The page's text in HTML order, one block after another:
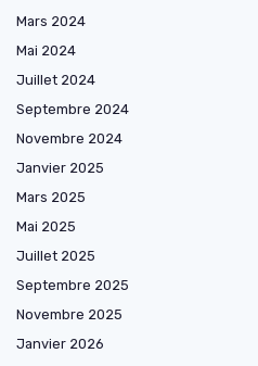
Mars 2024
Mai 2024
Juillet 2024
Septembre 2024
Novembre 2024
Janvier 2025
Mars 2025
Mai 2025
Juillet 2025
Septembre 2025
Novembre 2025
Janvier 2026